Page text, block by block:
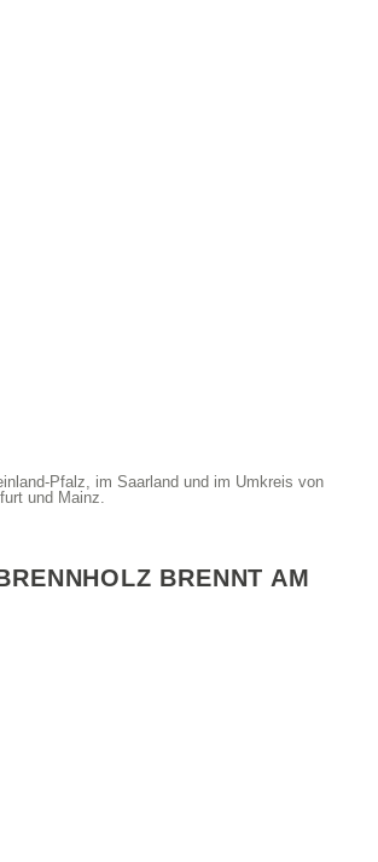
Pfalz, im Saarland und im Umkreis von
und Mainz.
BRENNT AM